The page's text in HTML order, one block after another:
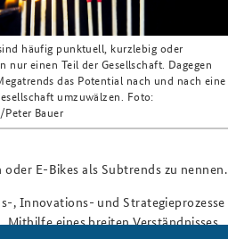
häufig punktuell, kurzlebig oder
nur einen Teil der Gesellschaft. Dagegen
das Potential nach und nach eine
umzuwälzen. Foto:
Peter Bauer
E-Bikes als Subtrends zu nennen.
, Innovations- und Strategieprozesse
eines breiten Verständnisses